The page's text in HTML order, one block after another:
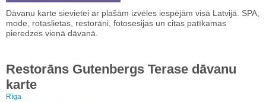
Dāvanu karte sievietei ar plašām izvēles iespējām visā Latvijā. SPA,
mode, rotaslietas, restorāni, fotosesijas un citas patīkamas
pieredzes vienā dāvanā.
Restorāns Gutenbergs Terase dāvanu
karte
Rīga